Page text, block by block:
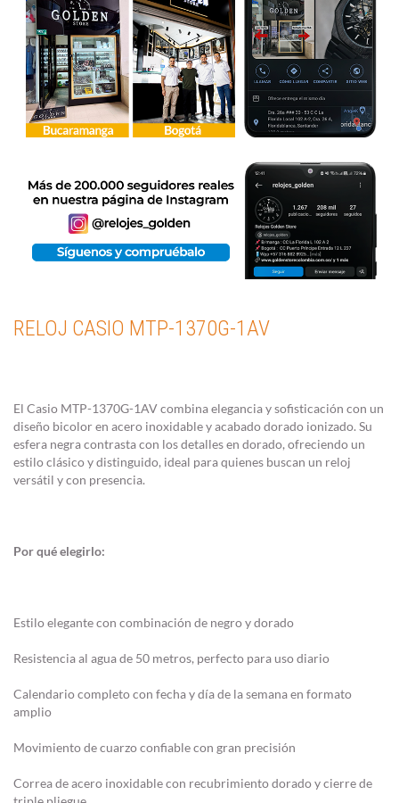
RELOJ CASIO MTP-1370G-1AV
El Casio MTP-1370G-1AV combina elegancia y sofisticación con un
diseño bicolor en acero inoxidable y acabado dorado ionizado. Su
esfera negra contrasta con los detalles en dorado, ofreciendo un
estilo clásico y distinguido, ideal para quienes buscan un reloj
versátil y con presencia.
Por qué elegirlo:
Estilo elegante con combinación de negro y dorado
Resistencia al agua de 50 metros, perfecto para uso diario
Calendario completo con fecha y día de la semana en formato
amplio
Movimiento de cuarzo confiable con gran precisión
Correa de acero inoxidable con recubrimiento dorado y cierre de